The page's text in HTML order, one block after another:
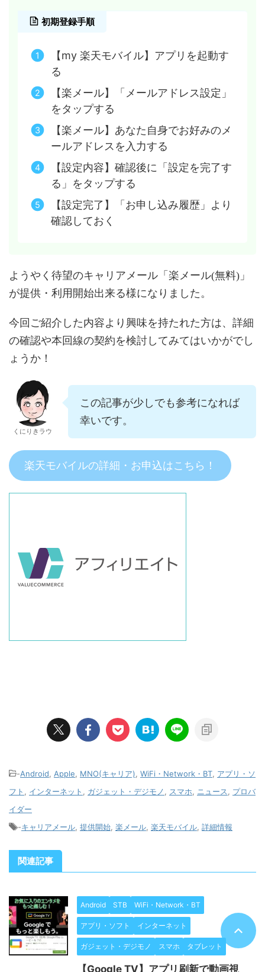
初期登録手順
【my 楽天モバイル】アプリを起動す
る
【楽メール】「メールアドレス設定」
をタップする
【楽メール】あなた自身でお好みのメ
ールアドレスを入力する
【設定内容】確認後に「設定を完了す
る」をタップする
【設定完了】「お申し込み履歴」より
確認しておく
ようやく待望のキャリアメール「楽メール(無料)」
が提供・利用開始出来る様になりました。
今回ご紹介した内容より興味を持たれた方は、詳細
の確認や本回線の契約を検討してみてはいかがでし
ょうか！
くにりきラウ
この記事が少しでも参考になれば
幸いです。
楽天モバイルの詳細・お申込はこちら！
-Android Apple MNO(キャリア) WiFi・Network・BT アプリ・ソ
フト
インターネット ガジェット・デジモノ スマホ ニュース
プロバ
イダー
-キャリアメール 提供開始 楽メール 楽天モバイル 詳細情報
関連記事
Android STB WiFi・Network・BT
アプリ・ソフト インターネット
ガジェット・デジモノ スマホ タブレット
【Google TV】アプリ刷新で動画視